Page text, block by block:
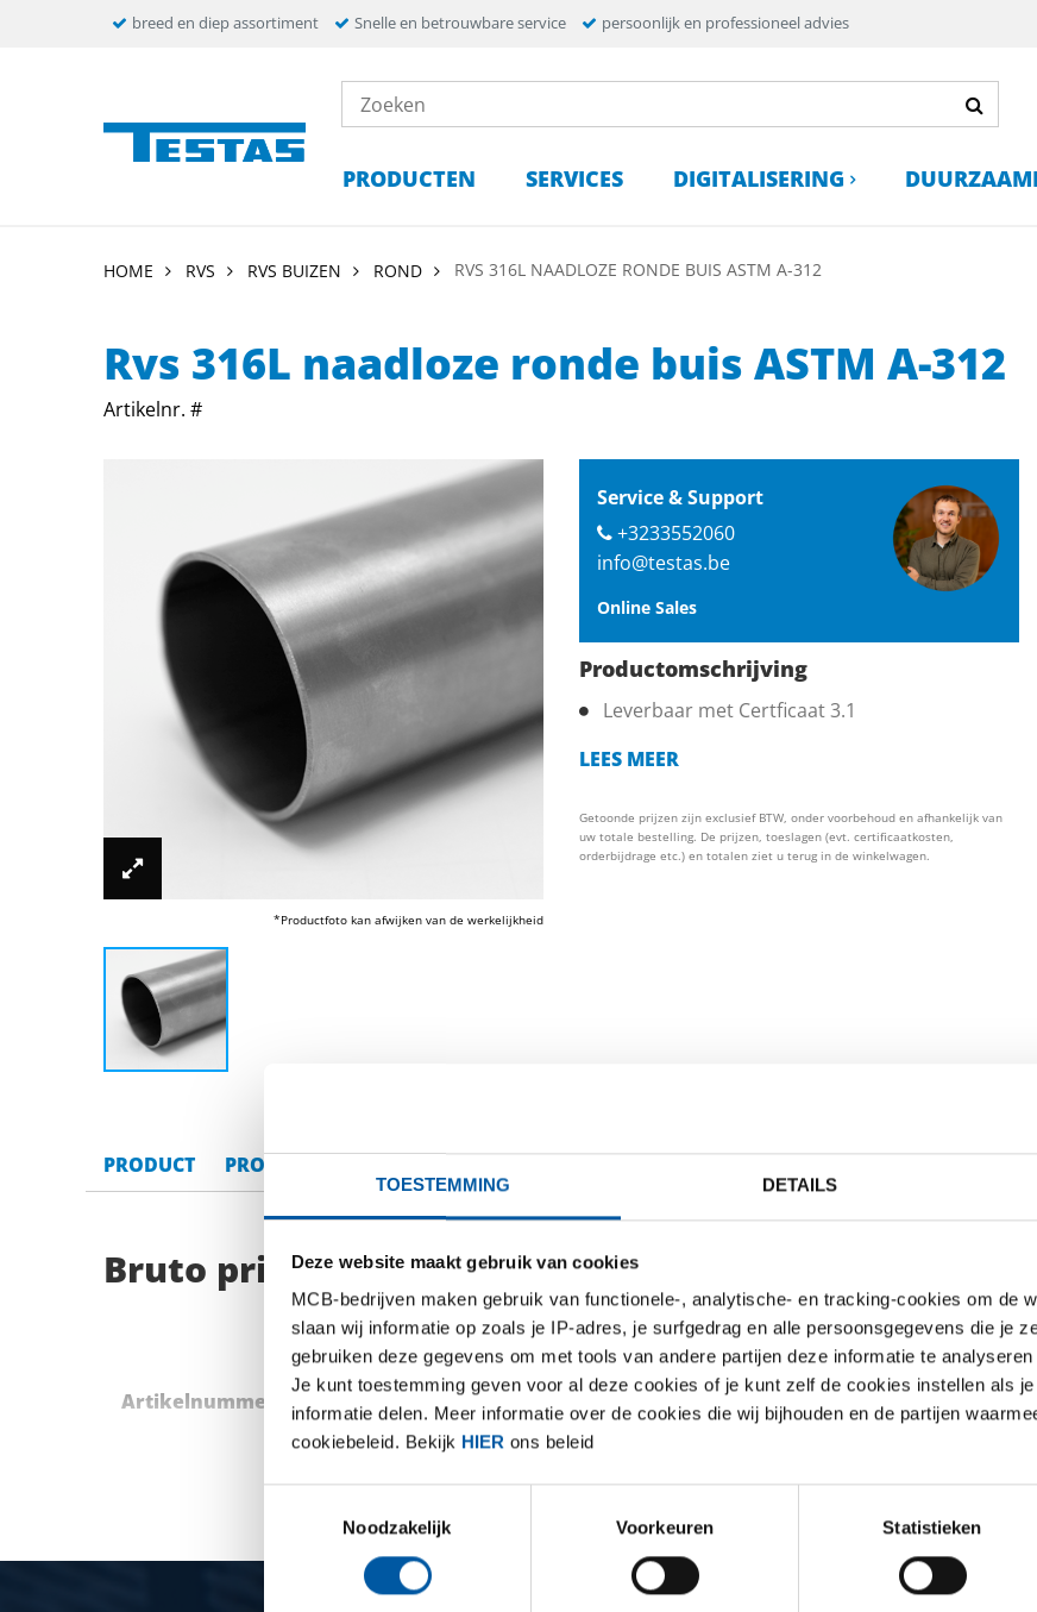
TOESTEMMING DETAILS
Deze website maakt gebruik van cookies
MCB-bedrijven maken gebruik van functionele-, analytische- en tracking-cookies om de
slaan wij informatie op zoals je IP-adres, je surfgedrag en alle persoonsgegevens die je
gebruiken deze gegevens om met tools van andere partijen deze informatie te
Je kunt toestemming geven voor al deze cookies of je kunt zelf de cookies instellen als
informatie delen. Meer informatie over de cookies die wij bijhouden en de partijen
cookiebeleid. Bekijk HIER ons beleid
Noodzakelijk
Voorkeuren Statistieken
breed en diep assortiment Snelle en betrouwbare service persoonlijk en professioneel advies
PRODUCTEN SERVICES DIGITALISERING
HOME RVS RVS BUIZEN ROND RVS 316L NAADLOZE RONDE BUIS ASTM A-312
Rvs 316L naadloze ronde buis ASTM A-312
Artikelnr. #
*Productfoto kan afwijken van de werkelijkheid
Service & Support
+3233552060
info@testas.be
Online Sales
Productomschrijving
Leverbaar met Certficaat 3.1
LEES MEER
Getoonde prijzen zijn exclusief BTW, onder voorbehoud en afhankelijk van
uw totale bestelling. De prijzen, toeslagen (evt. certificaatkosten,
orderbijdrage etc.) en totalen ziet u terug in de winkelwagen.
PRODUCT PRODUCT OMSCHRIJVING
Bruto prijslijst: Rvs 316L naadloze ronde buis ASTM
Artikelnummer Omschrijving